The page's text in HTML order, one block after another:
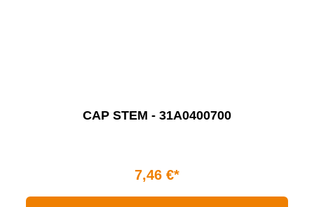
CAP STEM - 31A0400700
7,46 €*